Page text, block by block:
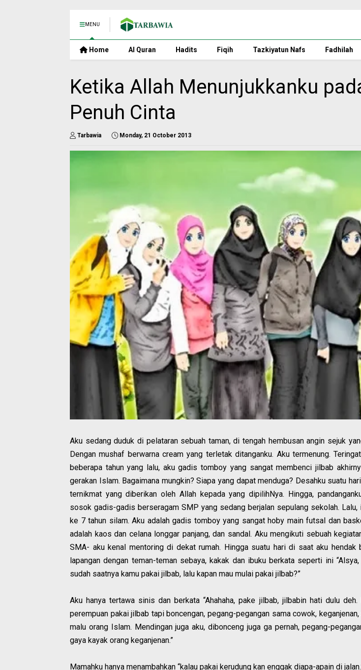
MENU
Home Al Quran Hadits Fiqih Tazkiyatun Nafs Fadhilah
Ketika Allah Menunjukkanku
Penuh Cinta
Tarbawia Monday, 21 October 2013
Aku sedang duduk di pelataran sebuah taman, di tengah hembusan angin sejuk
Dengan mushaf berwarna cream yang terletak ditanganku. Aku termenung.
beberapa tahun yang lalu, aku gadis tomboy yang sangat membenci jilbab
gerakan Islam. Bagaimana mungkin? Siapa yang dapat menduga? Desahku suatu
ternikmat yang diberikan oleh Allah kepada yang dipilihNya. Hingga,
sosok gadis-gadis berseragam SMP yang sedang berjalan sepulang sekolah. Lalu,
ke 7 tahun silam. Aku adalah gadis tomboy yang sangat hoby main futsal dan
adalah kaos dan celana longgar panjang, dan sandal. Aku mengikuti sebuah
SMA- aku kenal mentoring di dekat rumah. Hingga suatu hari di saat aku hendak
lapangan dengan teman-teman sebaya, kakak dan ibuku berkata seperti ini
sudah saatnya kamu pakai jilbab, lalu kapan mau mulai pakai jilbab?”
Aku hanya tertawa sinis dan berkata “Ahahaha, pake jilbab, jilbabin hati dulu
perempuan pakai jilbab tapi boncengan, pegang-pegangan sama cowok,
malu orang Islam. Mendingan juga aku, dibonceng juga ga pernah, pegang-
gaya kayak orang keganjenan.”
Mamahku hanya menambahkan “kalau pakai kerudung kan enggak diapa-apain di